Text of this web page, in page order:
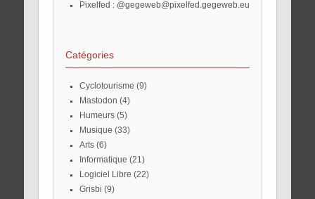
Pixelfed : @gegeweb@pixelfed.gegeweb.eu
Catégories
Cyclotourisme (9)
Mastodon (4)
Humeurs(5)
Musique (33)
Arts(6)
Informatique (21)
Logiciel Libre (22)
Grisbi (9)